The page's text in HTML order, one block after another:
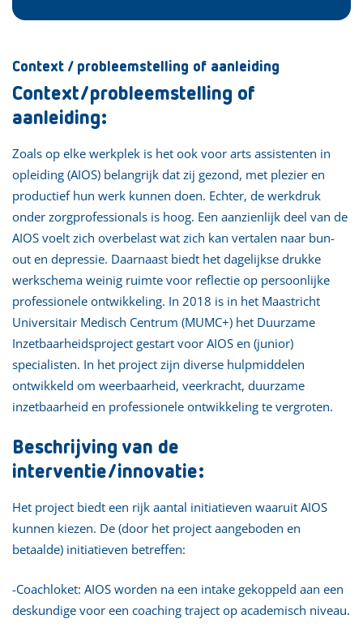
Context / probleemstelling of aanleiding
Context/probleemstelling of
aanleiding:
Zoals op elke werkplek is het ook voor arts assistenten in
opleiding (AIOS) belangrijk dat zij gezond, met plezier en
productief hun werk kunnen doen. Echter, de werkdruk
onder zorgprofessionals is hoog. Een aanzienlijk deel van de
AIOS voelt zich overbelast wat zich kan vertalen naar bun-
out en depressie. Daarnaast biedt het dagelijkse drukke
werkschema weinig ruimte voor reflectie op persoonlijke
professionele ontwikkeling. In 2018 is in het Maastricht
Universitair Medisch Centrum (MUMC+) het Duurzame
Inzetbaarheidsproject gestart voor AIOS en (junior)
specialisten. In het project zijn diverse hulpmiddelen
ontwikkeld om weerbaarheid, veerkracht, duurzame
inzetbaarheid en professionele ontwikkeling te vergroten.
Beschrijving van de
interventie/innovatie:
Het project biedt een rijk aantal initiatieven waaruit AIOS
kunnen kiezen. De (door het project aangeboden en
betaalde) initiatieven betreffen:
-Coachloket: AIOS worden na een intake gekoppeld aan een
deskundige voor een coaching traject op academisch niveau.